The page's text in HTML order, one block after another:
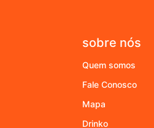
sobre nós
Quem somos
Fale Conosco
Mapa
Drinko